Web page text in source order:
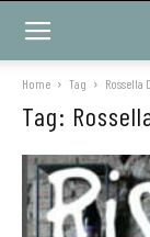
Home Tag Rossella
Tag: